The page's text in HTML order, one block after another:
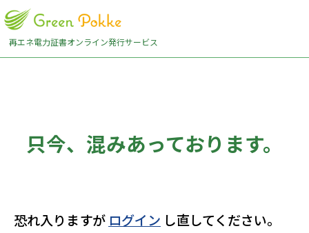
再エネ電力証書オンライン発行サービス
只今、混みあっております。
恐れ入りますが ログイン し直してください。